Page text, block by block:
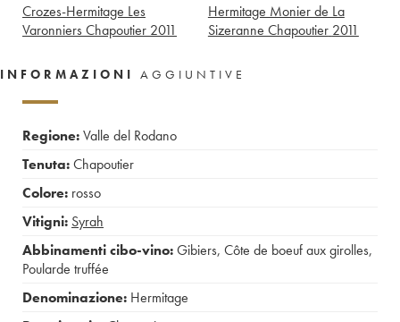
Crozes-Hermitage Les
Varonniers Chapoutier 2011
Hermitage Monier de La
Sizeranne Chapoutier 2011
INFORMAZIONI AGGIUNTIVE
Regione:Valle del Rodano
Tenuta:Chapoutier
Colore: rosso
Vitigni: Syrah
Abbinamenti cibo-vino:Gibiers, Côte de boeuf aux girolles,
Poularde truffée
Denominazione: Hermitage